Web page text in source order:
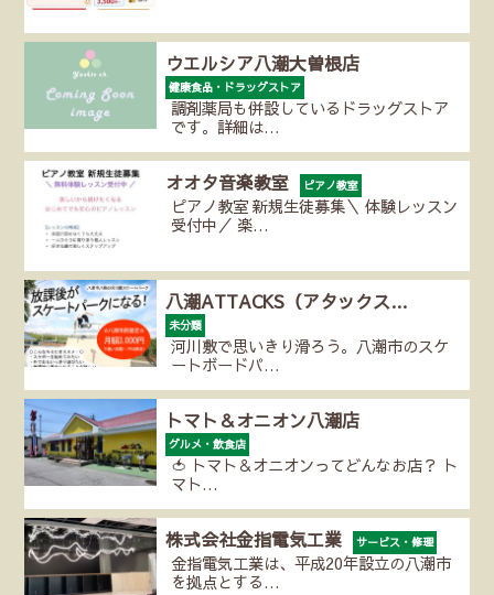
ウエルシア八潮大曽根店
健康食品・ドラッグストア
調剤薬局も併設しているドラッグストア
です。詳細は…
オオタ音楽教室 ピアノ教室
ピアノ教室 新規生徒募集＼ 体験レッスン
受付中／ 楽…
八潮ATTACKS（アタックス…
未分類
河川敷で思いきり滑ろう。八潮市のスケ
ートボードパ…
トマト＆オニオン八潮店
グルメ・飲食店
🍅 トマト＆オニオンってどんなお店？ ト
マト…
株式会社金指電気工業 サービス・修理
金指電気工業は、平成20年設立の八潮市
を拠点とする…